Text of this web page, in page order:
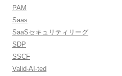
PAM
Saas
SaaSセキュリティリーグ
SDP
SSCF
Valid-AI-ted